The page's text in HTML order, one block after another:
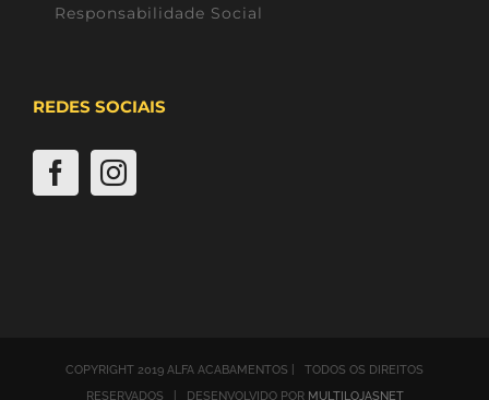
Responsabilidade Social
REDES SOCIAIS
COPYRIGHT 2019 ALFA ACABAMENTOS | TODOS OS DIREITOS
RESERVADOS | DESENVOLVIDO POR MULTILOJASNET